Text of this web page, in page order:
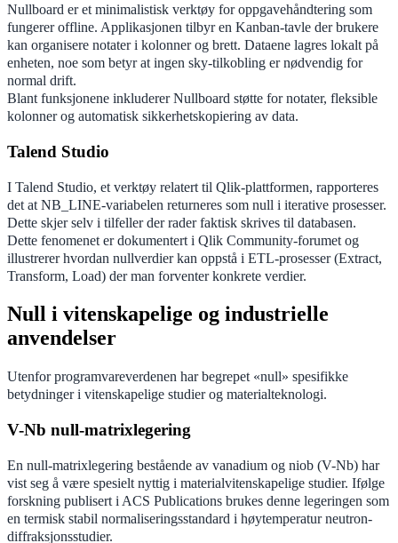
Nullboard er et minimalistisk verktøy for oppgavehåndtering som
fungerer offline. Applikasjonen tilbyr en Kanban-tavle der brukere
kan organisere notater i kolonner og brett. Dataene lagres lokalt på
enheten, noe som betyr at ingen sky-tilkobling er nødvendig for
normal drift.
Blant funksjonene inkluderer Nullboard støtte for notater, fleksible
kolonner og automatisk sikkerhetskopiering av data.
Talend Studio
I Talend Studio, et verktøy relatert til Qlik-plattformen, rapporteres
det at NB_LINE-variabelen returneres som null i iterative prosesser.
Dette skjer selv i tilfeller der rader faktisk skrives til databasen.
Dette fenomenet er dokumentert i Qlik Community-forumet og
illustrerer hvordan nullverdier kan oppstå i ETL-prosesser (Extract,
Transform, Load) der man forventer konkrete verdier.
Null i vitenskapelige og industrielle
anvendelser
Utenfor programvareverdenen har begrepet «null» spesifikke
betydninger i vitenskapelige studier og materialteknologi.
V-Nb null-matrixlegering
En null-matrixlegering bestående av vanadium og niob (V-Nb) har
vist seg å være spesielt nyttig i materialvitenskapelige studier. Ifølge
forskning publisert i ACS Publications brukes denne legeringen som
en termisk stabil normaliseringsstandard i høytemperatur neutron-
diffraksjonsstudier.